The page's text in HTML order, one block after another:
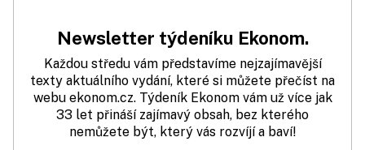
Newsletter týdeníku Ekonom.
Každou středu vám představíme nejzajímavější
texty aktuálního vydání, které si můžete přečíst na
webu ekonom.cz. Týdeník Ekonom vám už více jak
33 let přináší zajímavý obsah, bez kterého
nemůžete být, který vás rozvíjí a baví!